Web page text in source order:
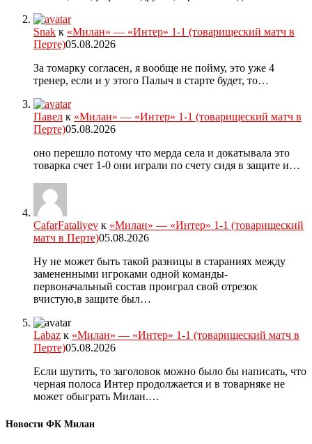
Snak к «Милан» — «Интер» 1-1 (товарищеский матч в
Перте)05.08.2026
За томарку согласен, я вообще не пойму, это уже 4
тренер, если и у этого Палыч в старте будет, то…
Павел к «Милан» — «Интер» 1-1 (товарищеский матч в
Перте)05.08.2026
оно перешло потому что мерда села и докатывала это
товарка счет 1-0 они играли по счету сидя в защите и…
CafarFataliyev к «Милан» — «Интер» 1-1 (товарищеский
матч в Перте)05.08.2026
Ну не может быть такой разницы в стараниях между
замененными игроками одной команды-
первоначальный состав проиграл свой отрезок
вчистую,в защите был…
Labaz к «Милан» — «Интер» 1-1 (товарищеский матч в
Перте)05.08.2026
Если шутить, то заголовок можно было бы написать, что
черная полоса Интер продолжается и в товарняке не
может обыграть Милан.…
Новости ФК Милан